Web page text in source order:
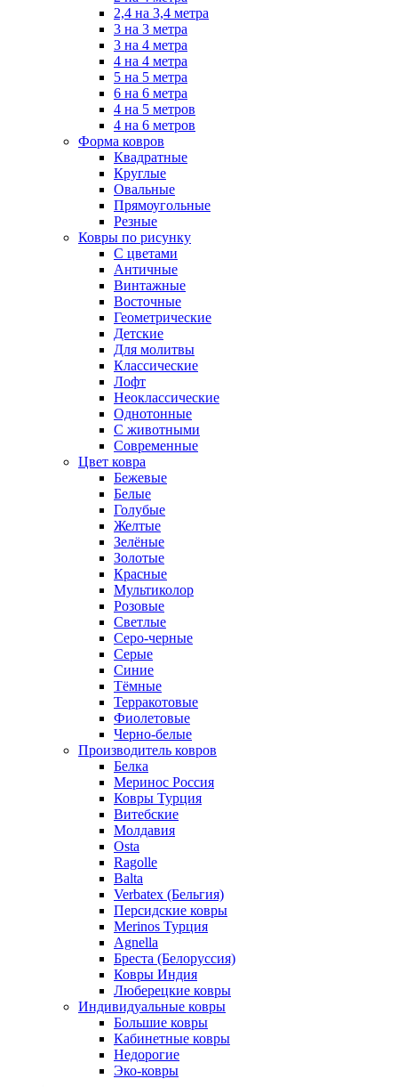
2,4 на 3,4 метра
3 на 3 метра
3 на 4 метра
4 на 4 метра
5 на 5 метра
6 на 6 метра
4 на 5 метров
4 на 6 метров
Форма ковров
Квадратные
Круглые
Овальные
Прямоугольные
Резные
Ковры по рисунку
C цветами
Античные
Винтажные
Восточные
Геометрические
Детские
Для молитвы
Классические
Лофт
Неоклассические
Однотонные
С животными
Современные
Цвет ковра
Бежевые
Белые
Голубые
Желтые
Зелёные
Золотые
Красные
Мультиколор
Розовые
Светлые
Серо-черные
Серые
Синие
Тёмные
Терракотовые
Фиолетовые
Черно-белые
Производитель ковров
Белка
Меринос Россия
Ковры Турция
Витебские
Молдавия
Osta
Ragolle
Balta
Verbatex (Бельгия)
Персидские ковры
Merinos Турция
Agnella
Бреста (Белоруссия)
Ковры Индия
Люберецкие ковры
Индивидуальные ковры
Большие ковры
Кабинетные ковры
Недорогие
Эко-ковры